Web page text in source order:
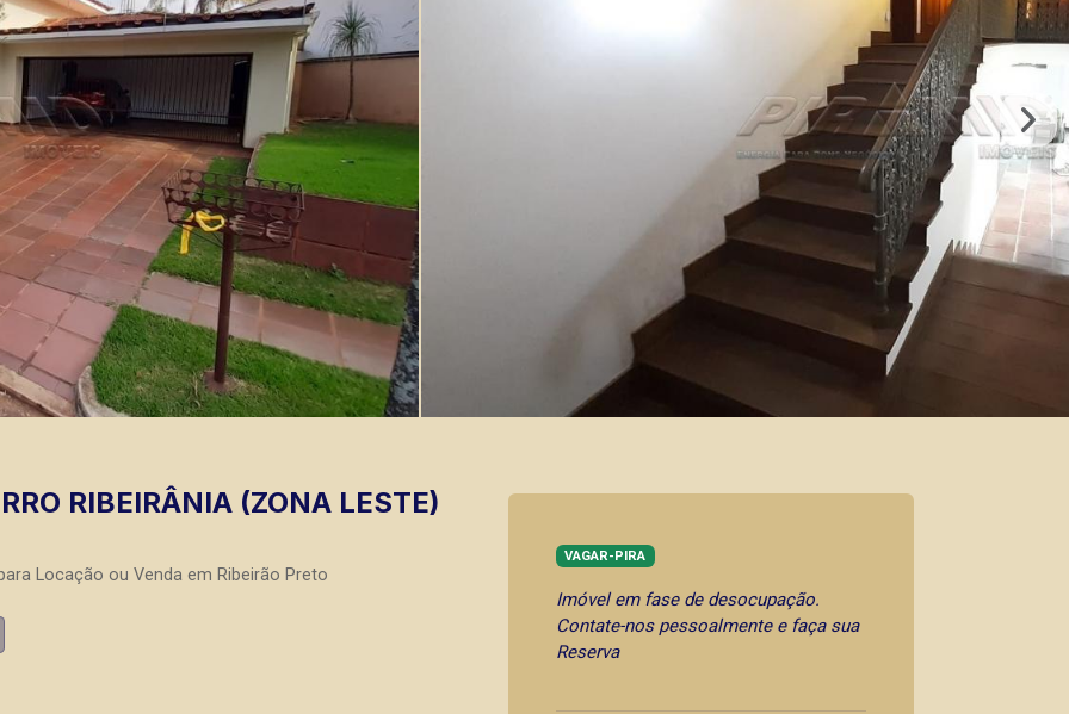
RIBEIRÂNIA (ZONA LESTE)
Locação ou Venda em Ribeirão Preto
VAGAR-PIRA
Imóvel em fase de desocupação.
Contate-nos pessoalmente e faça sua
Reserva